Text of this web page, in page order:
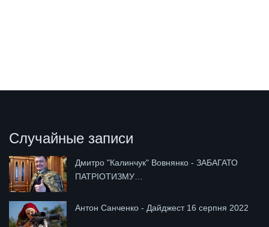
Случайные записи
Дмитро "Калинчук" Вовнянко - ЗАБАГАТО
ПАТРІОТИЗМУ…
Антон Санченко - Дайджест 16 серпня 2022